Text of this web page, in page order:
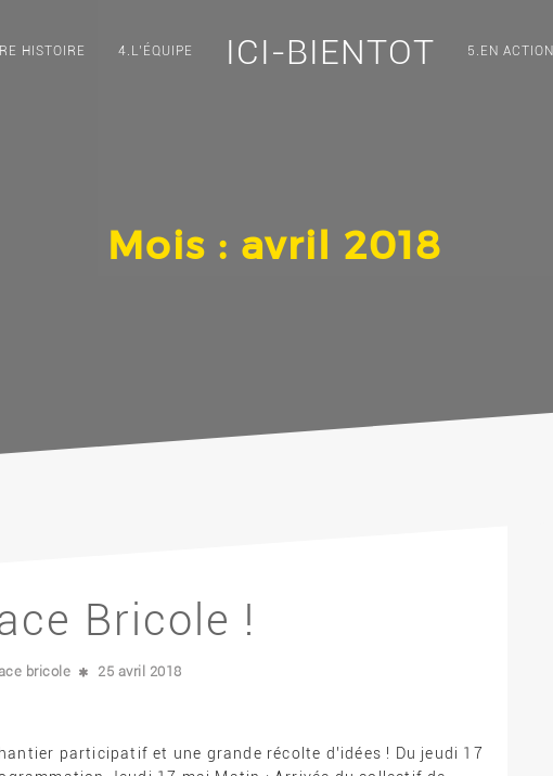
HISTOIRE 4.L’ÉQUIPE ICI-BIENTOT 5.EN ACTION
Mois : avril 2018
Bricole !
bricole 25 avril 2018
participatif et une grande récolte d’idées ! Du jeudi 17